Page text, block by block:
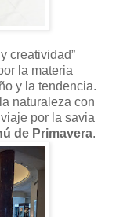
creatividad”
la materia
y la tendencia.
naturaleza con
por la savia
de Primavera.